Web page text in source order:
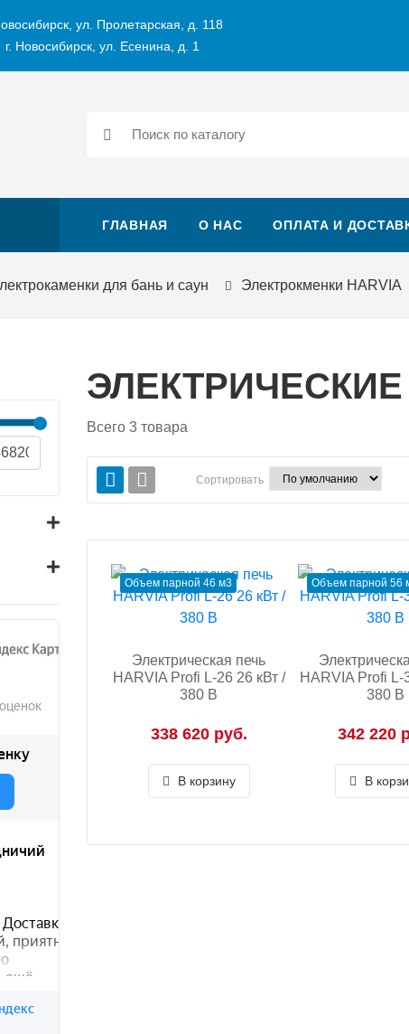
ул. Пролетарская, д. 118
г. Новосибирск, ул. Есенина, д. 1
ГЛАВНАЯ О НАС ОПЛАТА И
для бань и саун Электрокменки HARVIA
ЭЛЕКТРИЧЕСКИЕ
Всего 3 товара
Сортировать
Объем парной 46 м3
Электрическая печь
HARVIA Profi L-26 26 кВт /
380 В
338 620 руб.
В корзину
Объем парной 56
HARVIA Profi L-
380 В
342 220
В